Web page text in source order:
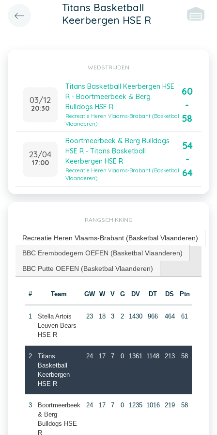
Titans Basketball
Keerbergen HSE R
WEDSTRIJDEN
03/12
20:30
Titans Basketball Keerbergen HSE
R - Boortmeerbeek & Berg
Bulldogs HSE R
Recreatie Heren Vlaams-Brabant (Basketbal
Vlaanderen)
60
-
58
23/04
17:00
Boortmeerbeek & Berg Bulldogs
HSE R - Titans Basketball
Keerbergen HSE R
Recreatie Heren Vlaams-Brabant (Basketbal
Vlaanderen)
54
-
64
RANGSCHIKKING
Recreatie Heren Vlaams-Brabant (Basketbal Vlaanderen)
BBC Erembodegem OEFEN (Basketbal Vlaanderen)
BBC Putte OEFEN (Basketbal Vlaanderen)
# Team GW W V G DV DT DS Ptn
1
Stella Artois
Leuven Bears
HSE R
23 18 3 2 1430 966 464 61
2
Titans
Basketball
Keerbergen
HSE R
24 17 7 0 1361 1148 213 58
3
Boortmeerbeek
& Berg
Bulldogs HSE
R
24 17 7 0 1235 1016 219 58